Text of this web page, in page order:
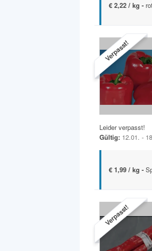
€ 2,22 / kg -
Verpasst!
Leider verpasst!
Gültig: 12.01. -
€ 1,99 / kg -
Verpasst!